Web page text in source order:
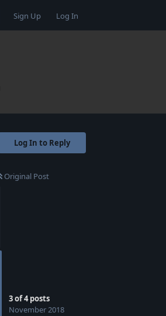
Sign Up Log In
Log In to Reply
Original Post
3of4posts
November 2018